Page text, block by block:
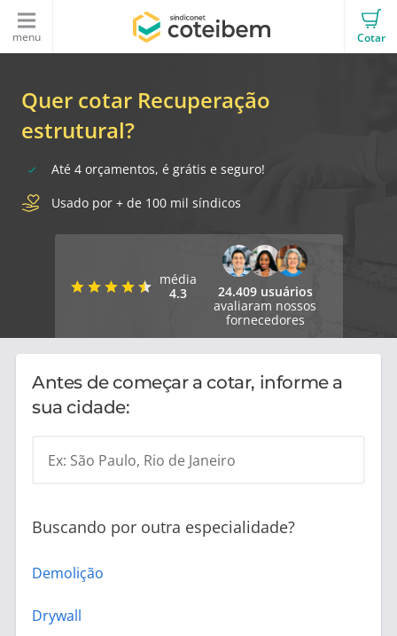
menu Cotar
Quer cotar Recuperação
estrutural?
Até 4 orçamentos, é grátis e seguro!
Usado por + de 100 mil síndicos
média
4.3
24.409 usuários
avaliaram nossos
fornecedores
Antes de começar a cotar, informe a
sua cidade:
Ex: São Paulo, Rio de Janeiro
Buscando por outra especialidade?
Demolição
Drywall